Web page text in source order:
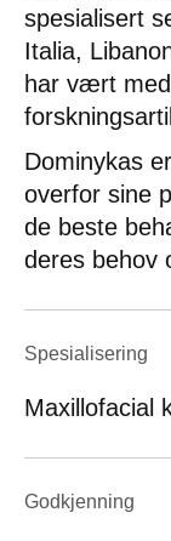
spesialisert
Italia,
har vært
Dominykas
overfor sine
de beste
deres behov
Spesialisering
Maxillofacial
Godkjenning